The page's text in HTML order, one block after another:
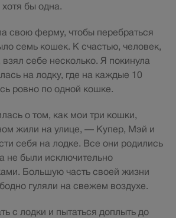
хотя бы одна.
свою ферму, чтобы перебраться
семь кошек. К счастью, человек,
себе несколько. Я покинула
на лодку, где на каждые 10
ровно по одной кошке.
о том, как мои три кошки,
жили на улице, — Купер, Мэй и
себя на лодке. Все они родились
не были исключительно
Большую часть своей жизни
гуляли на свежем воздухе.
с лодки и пытаться доплыть до